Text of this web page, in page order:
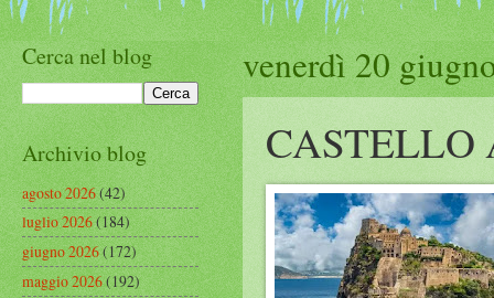
venerdì 20
CASTELLO
Cerca nel blog
Archivio blog
agosto 2026(42)
luglio 2026(184)
giugno 2026(172)
maggio 2026(192)